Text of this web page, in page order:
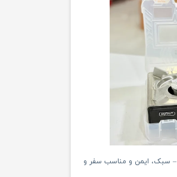
اجاق گاز مسافرتی قابل حمل مدل ZK-1988 – سبک، ایمن و مناسب سفر و